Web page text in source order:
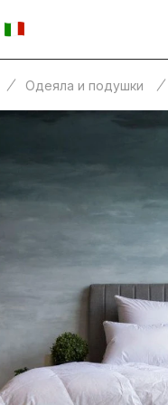
Одеяла и подушки